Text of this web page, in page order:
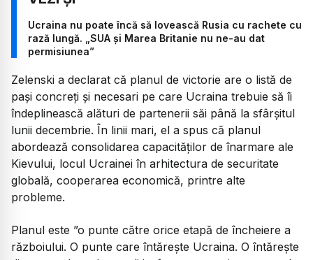
Ucraina nu poate încă să lovească Rusia cu rachete cu
rază lungă. „SUA și Marea Britanie nu ne-au dat
permisiunea”
Zelenski a declarat că planul de victorie are o listă de
pași concreți și necesari pe care Ucraina trebuie să îi
îndeplinească alături de partenerii săi până la sfârșitul
lunii decembrie. În linii mari, el a spus că planul
abordează consolidarea capacităților de înarmare ale
Kievului, locul Ucrainei în arhitectura de securitate
globală, cooperarea economică, printre alte
probleme.
Planul este ”o punte către orice etapă de încheiere a
războiului. O punte care întărește Ucraina. O întărește